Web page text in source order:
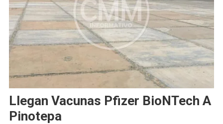
Llegan Vacunas Pfizer BioNTech A
Pinotepa